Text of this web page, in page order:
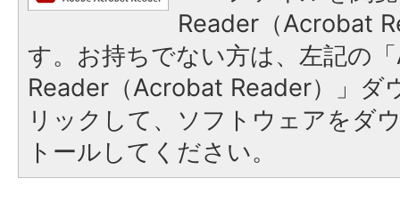
Reader（Acrobat
す。お持ちでない方は、左記の
Reader（Acrobat Reader）」ダ
リックして、ソフトウェアをダ
トールしてください。